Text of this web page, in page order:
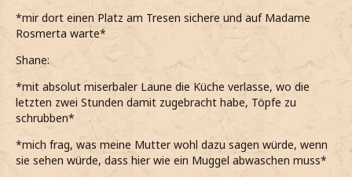
*mir dort einen Platz am Tresen sichere und auf Madame
Rosmerta warte*
Shane:
*mit absolut miserbaler Laune die Küche verlasse, wo die
letzten zwei Stunden damit zugebracht habe, Töpfe zu
schrubben*
*mich frag, was meine Mutter wohl dazu sagen würde, wenn
sie sehen würde, dass hier wie ein Muggel abwaschen muss*